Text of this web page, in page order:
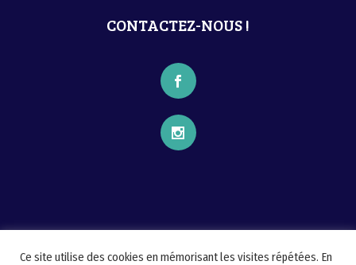
CONTACTEZ-NOUS !
Ce site utilise des cookies en mémorisant les visites répétées. En